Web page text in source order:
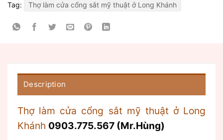
Tag:
Thợ làm cửa cổng sắt mỹ thuật ở Long Khánh
Description
Thợ làm cửa cổng sắt mỹ thuật ở Long
Khánh 0903.775.567 (Mr.Hùng)